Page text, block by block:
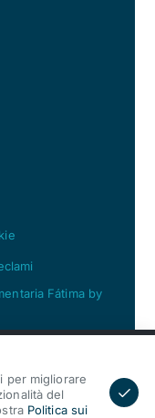
per migliorare
del
Politica sui
Fátima by